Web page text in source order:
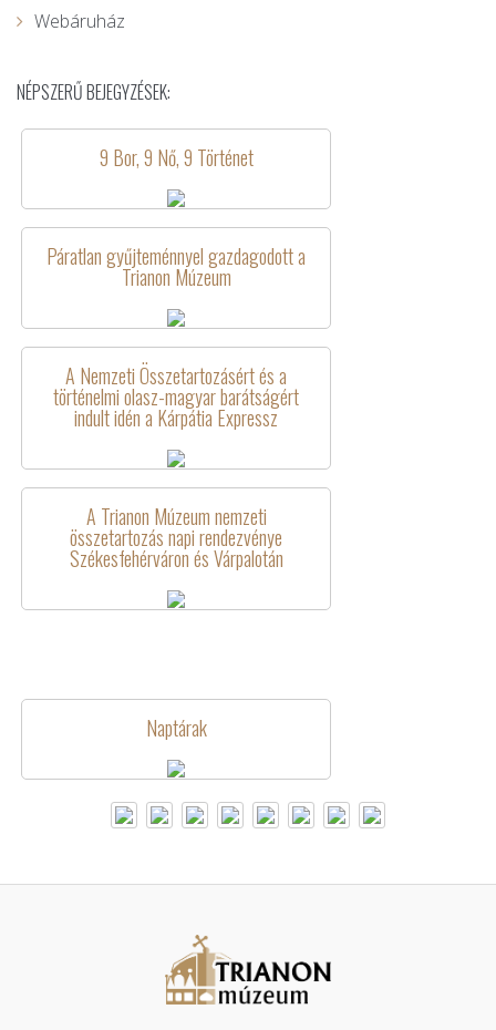
Webáruház
NÉPSZERŰ BEJEGYZÉSEK:
9 Bor, 9 Nő, 9 Történet
Páratlan gyűjteménnyel gazdagodott a
Trianon Múzeum
A Nemzeti Összetartozásért és a
történelmi olasz-magyar barátságért
indult idén a Kárpátia Expressz
A Trianon Múzeum nemzeti
összetartozás napi rendezvénye
Székesfehérváron és Várpalotán
Naptárak